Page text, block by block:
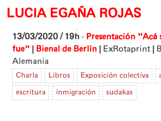
Skip
content
LUCIA EGAÑA ROJAS
13/03/2020 / 19h - Presentación "Acá
fue"
Bienal de Berlín ExRotaprint
Alemania
Charla Libros Exposición colectiva
escritura inmigración sudakas